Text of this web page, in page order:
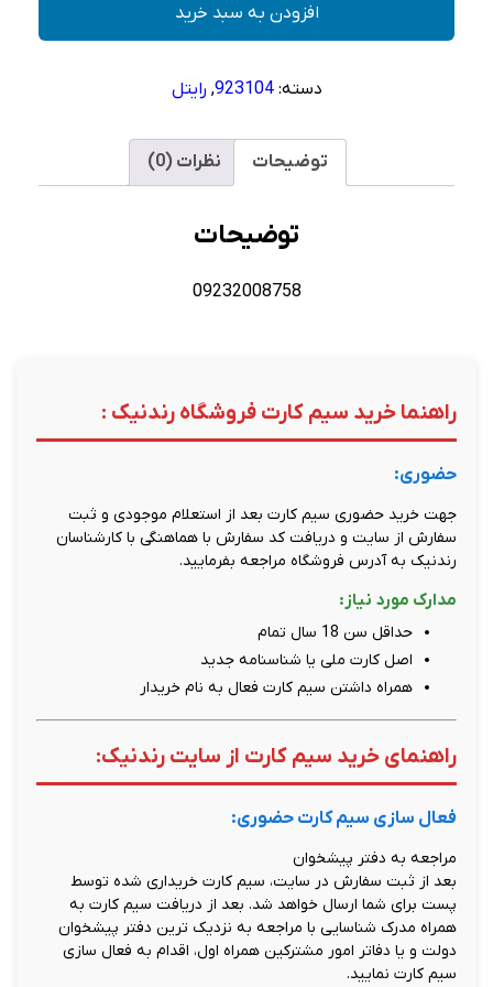
رایتل
افزودن به سبد خرید
دسته:923104
, رایتل
توضیحات نظرات (0)
توضیحات
09232008758
راهنما خرید سیم کارت فروشگاه رندنیک :
حضوری:
جهت خرید حضوری سیم کارت بعد از استعلام موجودی و ثبت
سفارش از سایت و دریافت کد سفارش با هماهنگی با کارشناسان
رندنیک به آدرس فروشگاه مراجعه بفرمایید.
مدارک مورد نیاز:
حداقل سن 18 سال تمام
اصل کارت ملی یا شناسنامه جدید
همراه داشتن سیم کارت فعال به نام خریدار
راهنمای خرید سیم کارت از سایت رندنیک:
فعال سازی سیم کارت حضوری:
مراجعه به دفتر پیشخوان
بعد از ثبت سفارش در سایت، سیم کارت خریداری شده توسط
پست برای شما ارسال خواهد شد. بعد از دریافت سیم کارت به
همراه مدرک شناسایی با مراجعه به نزدیک ترین دفتر پیشخوان
دولت و یا دفاتر امور مشترکین همراه اول، اقدام به فعال سازی
سیم کارت نمایید.